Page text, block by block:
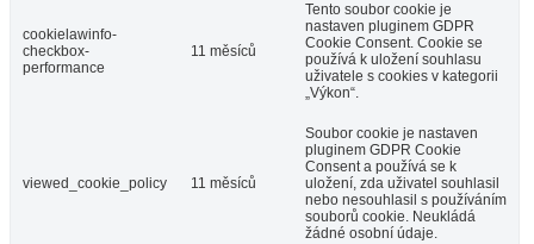
cookielawinfo-
checkbox-
performance
11 měsíců
Tento soubor cookie je
nastaven pluginem GDPR
Cookie Consent. Cookie se
používá k uložení souhlasu
uživatele s cookies v kategorii
„Výkon“.
viewed_cookie_policy 11 měsíců
Soubor cookie je nastaven
pluginem GDPR Cookie
Consent a používá se k
uložení, zda uživatel souhlasil
nebo nesouhlasil s používáním
souborů cookie. Neukládá
žádné osobní údaje.